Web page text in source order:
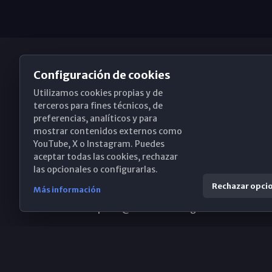
Obispado de Málaga
Santa María, 18-20. 29015 Málaga
(+34) 952 224 386
Configuración de cookies
Utilizamos cookies propias y de
terceros para fines técnicos, de
preferencias, analíticos y para
mostrar contenidos externos como
YouTube, X o Instagram. Puedes
aceptar todas las cookies, rechazar
las opcionales o configurarlas.
Más información Rechazar